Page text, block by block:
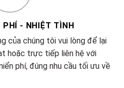
PHÍ - NHIỆT TÌNH
của chúng tôi vui lòng để lại
hoặc trực tiếp liên hệ với
phí, đúng nhu cầu tối ưu về